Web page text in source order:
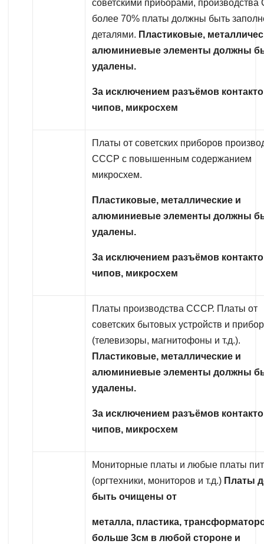
советскими приборами,
более 70% платы должны быть
деталями. Пластиковые,
алюминиевые элементы должны
удалены.
За исключением разъёмов
чипов, микросхем
Платы от советских приборов
СССР с повышенным содержанием
микросхем.
Пластиковые, металлические и
алюминиевые элементы должны
удалены.
За исключением разъёмов
чипов, микросхем
Платы производства СССР. Платы от
советских бытовых устройств и
(телевизоры, магнитофоны и т.д.).
Пластиковые, металлические и
алюминиевые элементы должны
удалены.
За исключением разъёмов
чипов, микросхем
Мониторные платы и любые платы
(оргтехники, мониторов и т.д.) Платы
быть очищены от
металла, пластика,
больше 3см в любой стороне и